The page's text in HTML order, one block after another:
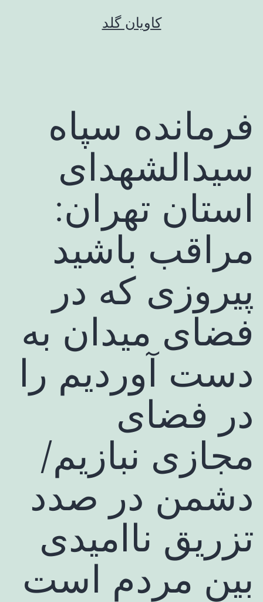
کاویان گلد
فرمانده سپاه
سیدالشهدای
استان تهران:
مراقب باشید
پیروزی که در
فضای میدان به
دست آوردیم را
در فضای
مجازی نبازیم/
دشمن در صدد
تزریق ناامیدی
بین مردم است